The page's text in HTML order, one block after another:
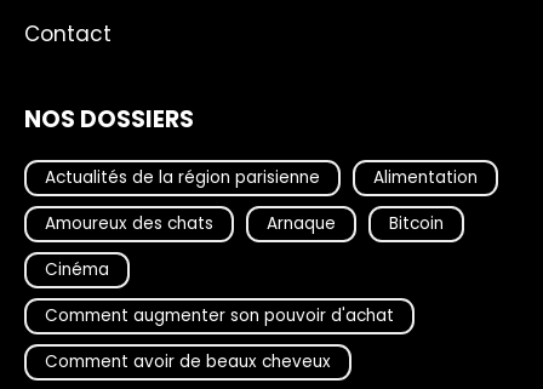
Contact
NOS DOSSIERS
Actualités de la région parisienne
Alimentation
Amoureux des chats
Arnaque
Bitcoin
Cinéma
Comment augmenter son pouvoir d'achat
Comment avoir de beaux cheveux